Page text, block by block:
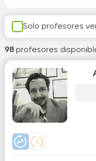
Solo profesores
98 profesores